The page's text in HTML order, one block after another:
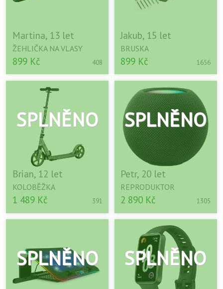
Martina, 13 let
ŽEHLIČKA NA VLASY
899 Kč 408
Jakub, 15 let
BRUSKA
899 Kč 1656
Brian, 12 let
KOLOBĚŽKA
1 489 Kč 391
Petr, 20 let
REPRODUKTOR
2 890 Kč 1305